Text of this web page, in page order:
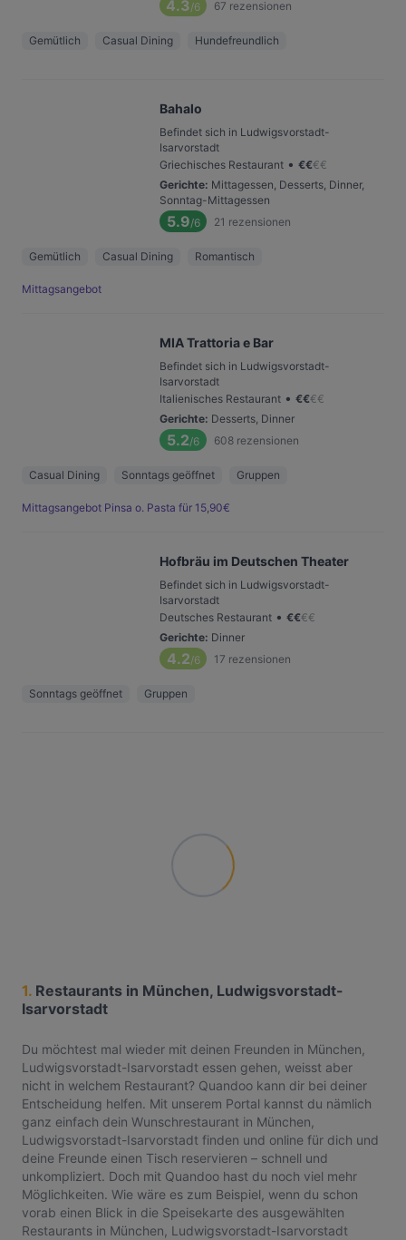
4.3/6 67 rezensionen
Gemütlich Casual Dining Hundefreundlich
Bahalo
Befindet sich in Ludwigsvorstadt-
Isarvorstadt
Griechisches Restaurant • €€€€
Gerichte: Mittagessen, Desserts, Dinner,
Sonntag-Mittagessen
5.9/6 21 rezensionen
Gemütlich Casual Dining Romantisch
Mittagsangebot
MIA Trattoria e Bar
Befindet sich in Ludwigsvorstadt-
Isarvorstadt
Italienisches Restaurant • €€€€
Gerichte: Desserts, Dinner
5.2/6 608 rezensionen
Casual Dining Sonntags geöffnet Gruppen
Mittagsangebot Pinsa o. Pasta für 15,90€
Hofbräu im Deutschen Theater
Befindet sich in Ludwigsvorstadt-
Isarvorstadt
Deutsches Restaurant • €€€€
Gerichte: Dinner
4.2/6 17 rezensionen
Sonntags geöffnet Gruppen
1. Restaurants in München, Ludwigsvorstadt-
Isarvorstadt
Du möchtest mal wieder mit deinen Freunden in München,
Ludwigsvorstadt-Isarvorstadt essen gehen, weisst aber
nicht in welchem Restaurant? Quandoo kann dir bei deiner
Entscheidung helfen. Mit unserem Portal kannst du nämlich
ganz einfach dein Wunschrestaurant in München,
Ludwigsvorstadt-Isarvorstadt finden und online für dich und
deine Freunde einen Tisch reservieren – schnell und
unkompliziert. Doch mit Quandoo hast du noch viel mehr
Möglichkeiten. Wie wäre es zum Beispiel, wenn du schon
vorab einen Blick in die Speisekarte des ausgewählten
Restaurants in München, Ludwigsvorstadt-Isarvorstadt